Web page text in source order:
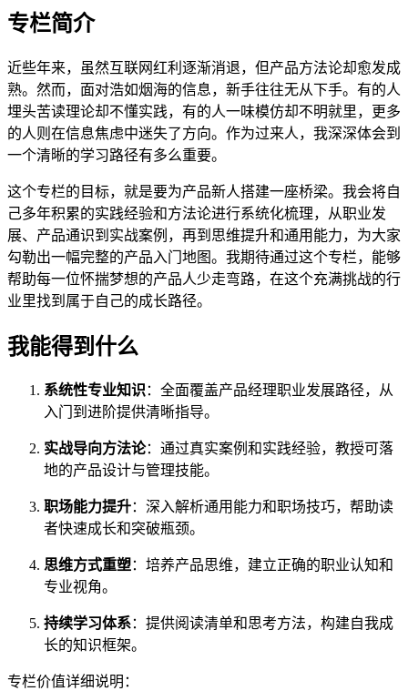
专栏简介
近些年来，虽然互联网红利逐渐消退，但产品方法论却愈发成
熟。然而，面对浩如烟海的信息，新手往往无从下手。有的人
埋头苦读理论却不懂实践，有的人一味模仿却不明就里，更多
的人则在信息焦虑中迷失了方向。作为过来人，我深深体会到
一个清晰的学习路径有多么重要。
这个专栏的目标，就是要为产品新人搭建一座桥梁。我会将自
己多年积累的实践经验和方法论进行系统化梳理，从职业发
展、产品通识到实战案例，再到思维提升和通用能力，为大家
勾勒出一幅完整的产品入门地图。我期待通过这个专栏，能够
帮助每一位怀揣梦想的产品人少走弯路，在这个充满挑战的行
业里找到属于自己的成长路径。
我能得到什么
系统性专业知识：全面覆盖产品经理职业发展路径，从
入门到进阶提供清晰指导。
实战导向方法论：通过真实案例和实践经验，教授可落
地的产品设计与管理技能。
职场能力提升：深入解析通用能力和职场技巧，帮助读
者快速成长和突破瓶颈。
思维方式重塑：培养产品思维，建立正确的职业认知和
专业视角。
持续学习体系：提供阅读清单和思考方法，构建自我成
长的知识框架。
专栏价值详细说明：